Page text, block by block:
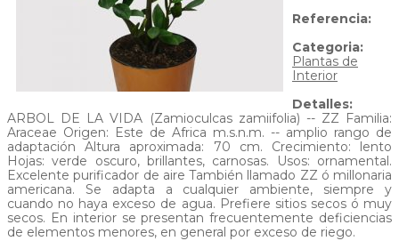
Referencia:
Categoria:
Plantas de
Interior
Detalles:
ARBOL DE LA VIDA (Zamioculcas zamiifolia) -- ZZ Familia:
Araceae Origen: Este de Africa m.s.n.m. -- amplio rango de
adaptación Altura aproximada: 70 cm. Crecimiento: lento
Hojas: verde oscuro, brillantes, carnosas. Usos: ornamental.
Excelente purificador de aire También llamado ZZ ó millonaria
americana. Se adapta a cualquier ambiente, siempre y
cuando no haya exceso de agua. Prefiere sitios secos ó muy
secos. En interior se presentan frecuentemente deficiencias
de elementos menores, en general por exceso de riego.